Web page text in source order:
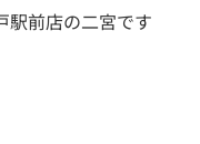
駅前店の二宮です